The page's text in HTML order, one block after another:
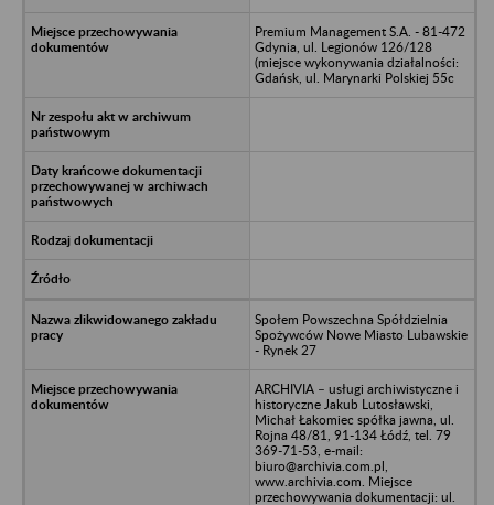
Premium Management S.A. - 81-472
Gdynia, ul. Legionów 126/128
(miejsce wykonywania działalności:
Gdańsk, ul. Marynarki Polskiej 55c
Społem Powszechna Spółdzielnia
Spożywców Nowe Miasto Lubawskie
- Rynek 27
ARCHIVIA – usługi archiwistyczne i
historyczne Jakub Lutosławski,
Michał Łakomiec spółka jawna, ul.
Rojna 48/81, 91-134 Łódź, tel. 79
369-71-53, e-mail:
biuro@archivia.com.pl,
www.archivia.com. Miejsce
przechowywania dokumentacji: ul.